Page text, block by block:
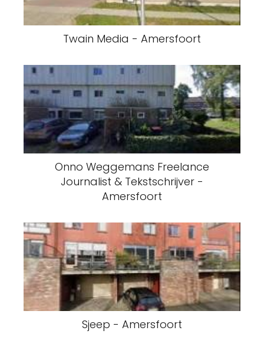
Twain Media - Amersfoort
Onno Weggemans Freelance
Journalist & Tekstschrijver -
Amersfoort
Sjeep - Amersfoort